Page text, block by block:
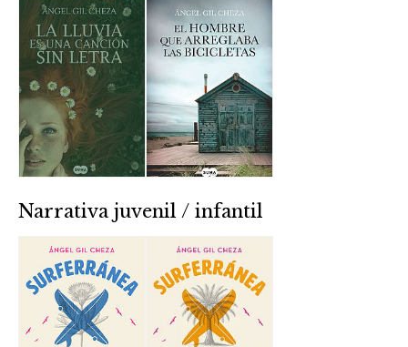
Narrativa juvenil / infantil